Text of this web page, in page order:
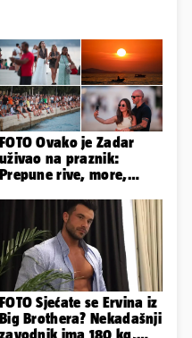
FOTO Ovako je Zadar
uživao na praznik:
Prepune rive, more,
FOTO Sjećate se Ervina iz
Big Brothera? Nekadašnji
zavodnik ima 180 kg,